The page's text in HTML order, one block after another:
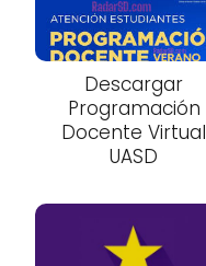
Descargar
Programación
Docente Virtual
UASD